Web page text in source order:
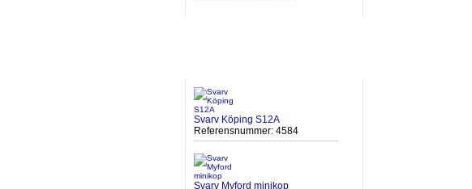
Svarv Köping S12A
Referensnummer: 4584
Svarv Myford minikop